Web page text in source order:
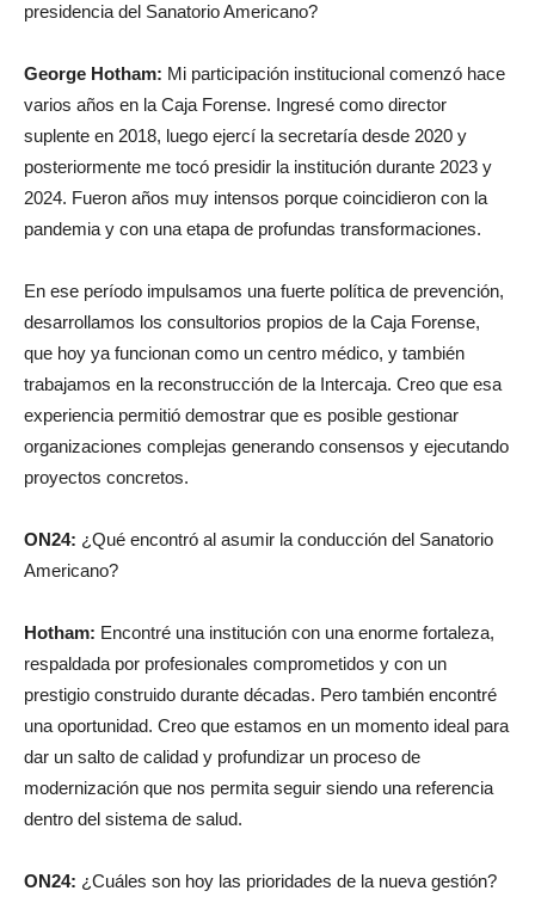
varios años en la Caja Forense. Ingresé como director
suplente en 2018, luego ejercí la secretaría desde 2020 y
posteriormente me tocó presidir la institución durante 2023 y
2024. Fueron años muy intensos porque coincidieron con la
pandemia y con una etapa de profundas transformaciones.
desarrollamos los consultorios propios de la Caja Forense,
que hoy ya funcionan como un centro médico, y también
trabajamos en la reconstrucción de la Intercaja. Creo que esa
experiencia permitió demostrar que es posible gestionar
organizaciones complejas generando consensos y ejecutando
proyectos concretos.
Americano?
respaldada por profesionales comprometidos y con un
prestigio construido durante décadas. Pero también encontré
una oportunidad. Creo que estamos en un momento ideal para
dar un salto de calidad y profundizar un proceso de
modernización que nos permita seguir siendo una referencia
dentro del sistema de salud.